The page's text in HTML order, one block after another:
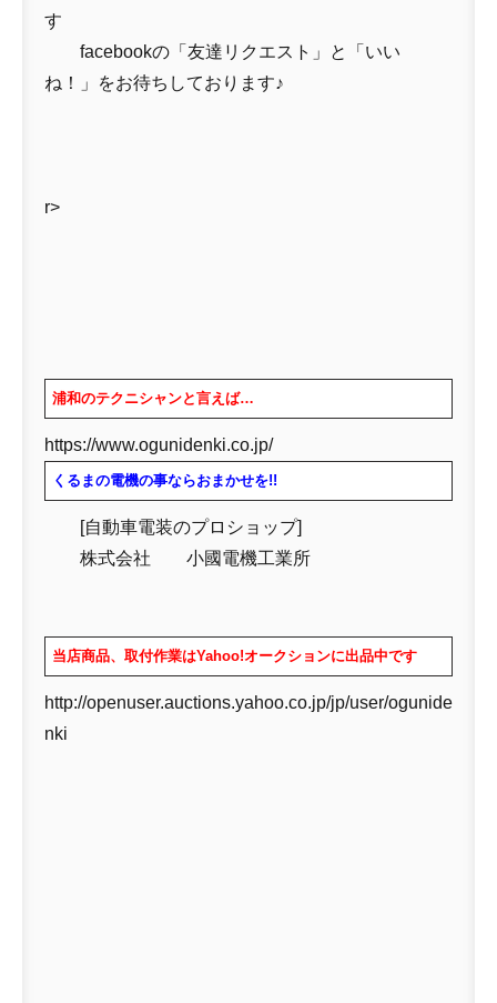
す
facebookの「友達リクエスト」と「いい
ね！」をお待ちしております♪
r>
浦和のテクニシャンと言えば…
https://www.ogunidenki.co.jp/
くるまの電機の事ならおまかせを!!
[自動車電装のプロショップ]
株式会社 小國電機工業所
当店商品、取付作業はYahoo!オークションに出品中です
http://openuser.auctions.yahoo.co.jp/jp/user/ogunide
nki